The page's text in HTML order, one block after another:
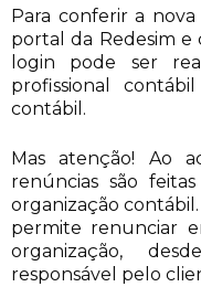
Para conferir a
portal da Redesim e
login pode ser
profissional
contábil.
Mas atenção! Ao
renúncias são
organização
permite renunciar
organização,
responsável pelo